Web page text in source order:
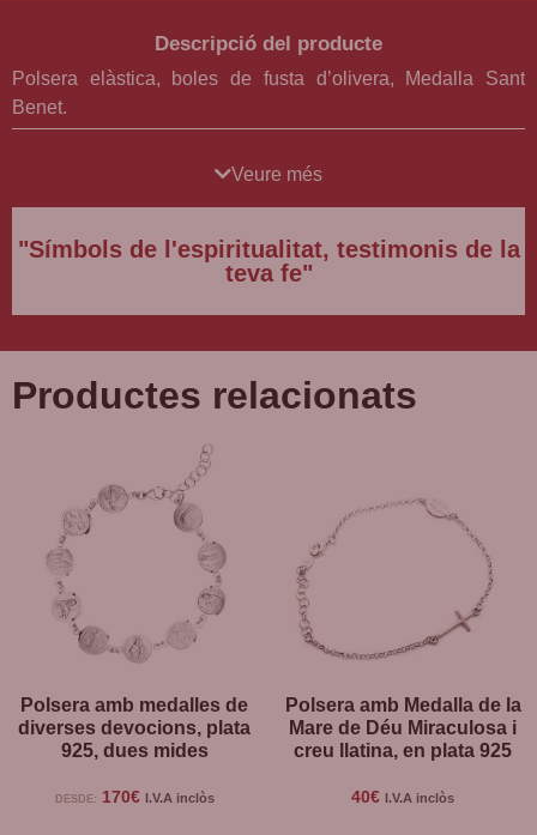
Descripció del producte
Polsera elàstica, boles de fusta d’olivera, Medalla Sant
Benet.
A la botiga religiosa BCB.Veure més
"Símbols de l'espiritualitat, testimonis de la
teva fe"
Productes relacionats
Polsera amb medalles de
diverses devocions, plata
925, dues mides
DESDE: 170€ I.V.A inclòs
Polsera amb Medalla de la
Mare de Déu Miraculosa i
creu llatina, en plata 925
40€ I.V.A inclòs